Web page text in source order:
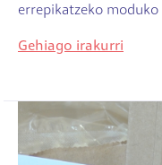
errepikatzeko moduko
Gehiago irakurri
Irudia